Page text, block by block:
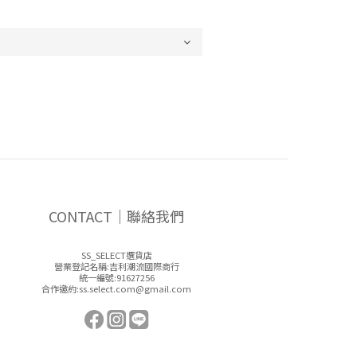
CONTACT｜聯絡我們
SS_SELECT選貨店
營業登記名稱:吉利潮流國際商行
統一編號:91627256
合作邀約:ss.select.com@gmail.com